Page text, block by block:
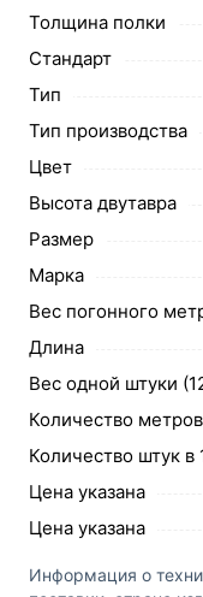
Толщина полки
Стандарт
Тип
Тип производства
Цвет
Высота двутавра
Размер
Марка
Вес погонного
Длина
Вес одной штуки
Количество
Количество штук в
Цена указана
Цена указана
Информация о